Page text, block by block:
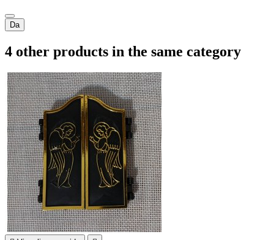
Da
4 other products in the same category